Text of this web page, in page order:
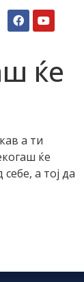
ќе
а ти
ќе
а тој да